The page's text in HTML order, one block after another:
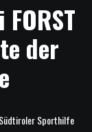
der
Sporthilfe